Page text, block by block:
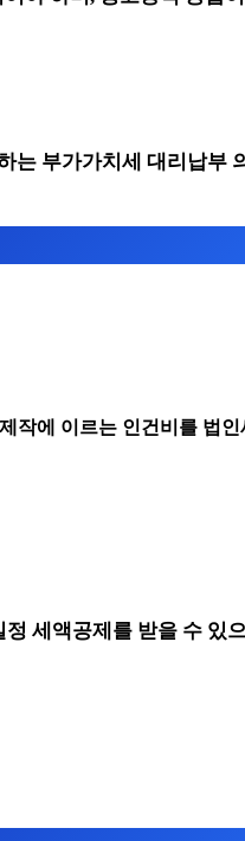
는 부가가치세 대리납부
작에 이르는 인건비를 법
세액공제를 받을 수 있